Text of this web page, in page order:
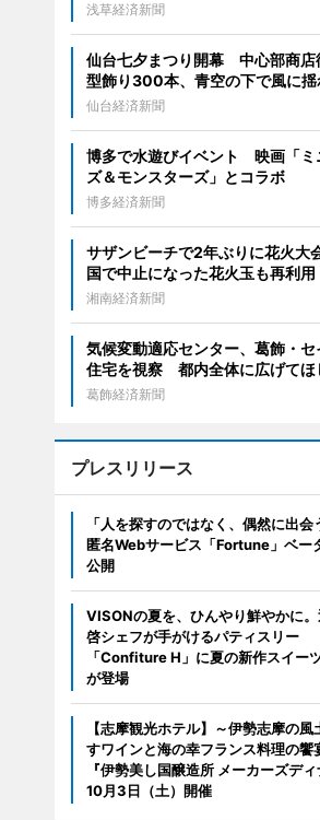
浅草経済新聞
仙台七夕まつり開幕 中心部商店
型飾り300本、青空の下で風に揺
仙台経済新聞
博多で水遊びイベント 映画「ミ
ズ＆モンスターズ」とコラボ
博多経済新聞
サザンビーチで2年ぶりに花火
国で中止になった花火玉も再利用
湘南経済新聞
気候変動適応センター、葛飾・セ
住宅を視察 都内全体に広げてほ
葛飾経済新聞
プレスリリース
「人を探すのではなく、偶然に出会
匿名Webサービス「Fortune」ベー
公開
VISONの夏を、ひんやり鮮やかに
啓シェフが手がけるパティスリー
「Confiture H」に夏の新作スイー
が登場
【志摩観光ホテル】～伊勢志摩の風
すワインと海の幸フランス料理の饗
『伊勢美し国醸造所 メーカーズディ
10月3日（土）開催